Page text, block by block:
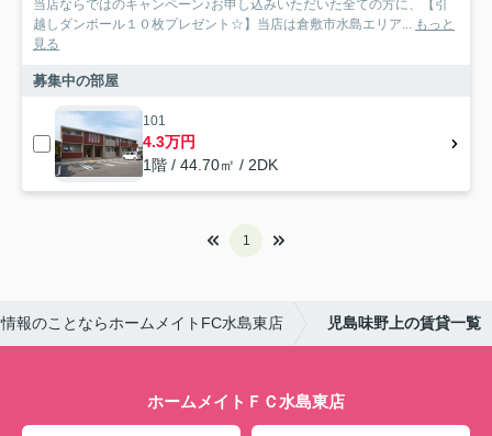
当店ならではのキャンペーン♪お申し込みいただいた全ての方に、【引
越しダンボール１０枚プレゼント☆】当店は倉敷市水島エリア... もっと
見る
募集中の部屋
101
4.3万円
1階 / 44.70㎡ / 2DK
1
報のことならホームメイトFC水島東店 児島味野上の賃貸一覧
ホームメイトＦＣ水島東店